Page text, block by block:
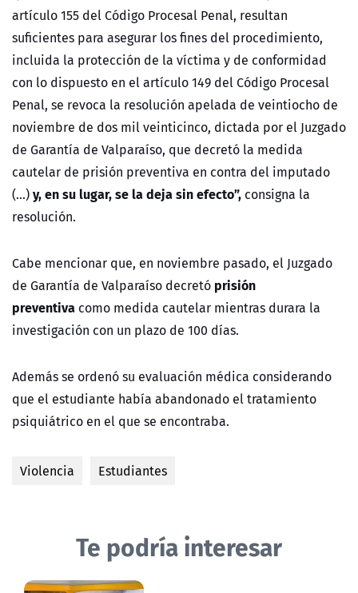
artículo 155 del Código Procesal Penal, resultan
suficientes para asegurar los fines del procedimiento,
incluida la protección de la víctima y de conformidad
con lo dispuesto en el artículo 149 del Código Procesal
Penal, se revoca la resolución apelada de veintiocho de
noviembre de dos mil veinticinco, dictada por el Juzgado
de Garantía de Valparaíso, que decretó la medida
cautelar de prisión preventiva en contra del imputado
(…)y, en su lugar, se la deja sin efecto”, consigna la
resolución.
Cabe mencionar que, en noviembre pasado, el Juzgado
de Garantía de Valparaíso decretó prisión
preventiva como medida cautelar mientras durara la
investigación con un plazo de 100 días.
Además se ordenó su evaluación médica considerando
que el estudiante había abandonado el tratamiento
psiquiátrico en el que se encontraba.
Violencia Estudiantes
Te podría interesar